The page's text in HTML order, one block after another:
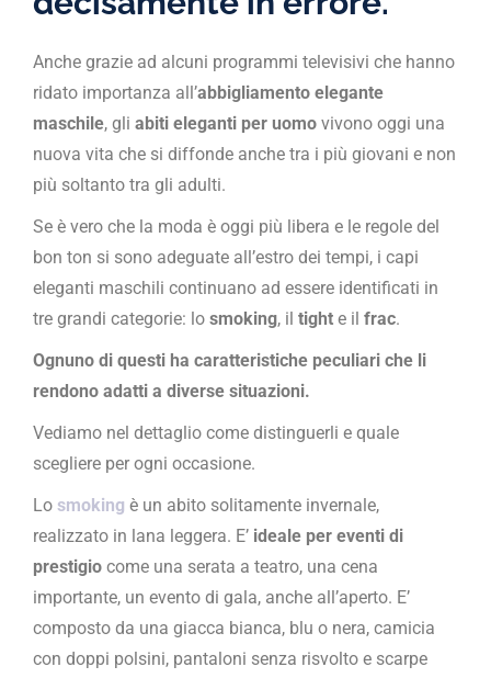
Anche grazie ad alcuni programmi televisivi che hanno
ridato importanza all’abbigliamento elegante
maschile, gli abiti eleganti per uomo vivono oggi una
nuova vita che si diffonde anche tra i più giovani e non
più soltanto tra gli adulti.
Se è vero che la moda è oggi più libera e le regole del
bon ton si sono adeguate all’estro dei tempi, i capi
eleganti maschili continuano ad essere identificati in
tre grandi categorie: lo smoking, il tight e il frac.
Ognuno di questi ha caratteristiche peculiari che li
rendono adatti a diverse situazioni.
Vediamo nel dettaglio come distinguerli e quale
scegliere per ogni occasione.
Lo smoking è un abito solitamente invernale,
realizzato in lana leggera. E’ ideale per eventi di
prestigio come una serata a teatro, una cena
importante, un evento di gala, anche all’aperto. E’
composto da una giacca bianca, blu o nera, camicia
con doppi polsini, pantaloni senza risvolto e scarpe